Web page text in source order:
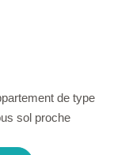
de type
sol proche